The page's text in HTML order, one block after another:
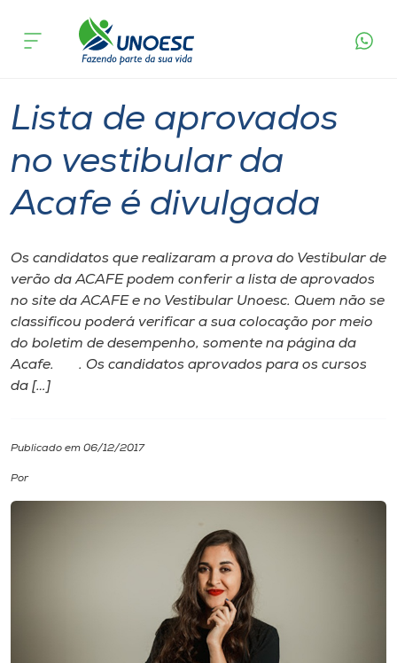
Cursos
Atendimento ao Estudante
Portal de Ensino
A
Internacionalização
acontece
Lista de aprovados
no vestibular da
Acafe é divulgada
Os candidatos que realizaram a prova do Vestibular de
verão da ACAFE podem conferir a lista de aprovados
no site da ACAFE e no Vestibular Unoesc. Quem não se
classificou poderá verificar a sua colocação por meio
do boletim de desempenho, somente na página da
Acafe. . Os candidatos aprovados para os cursos
da […]
Publicado em 06/12/2017
Por